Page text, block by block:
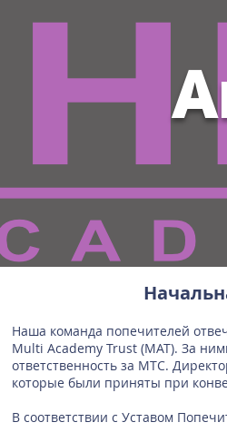
Наша команда попечителей
Multi Academy Trust (MAT). За
ответственность за МТС.
которые были приняты при
В соответствии с Уставом